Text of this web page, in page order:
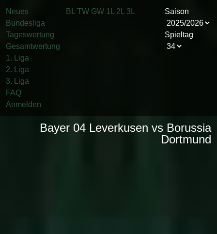
Neues
Bundesliga
Tageswertung
Gesamtwertung
1. Liga
2. Liga
3. Liga
FAQ
Anmelden
BL TW GW 1L 2L 3L Saison
Spieltag
Bayer 04 Leverkusen vs Borussia
Dortmund